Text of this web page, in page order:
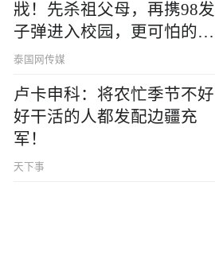
戕！先杀祖父母，再携98发
子弹进入校园，更可怕的细
节公布了
泰国网传媒
卢卡申科：将农忙季节不好
好干活的人都发配边疆充
军！
天下事